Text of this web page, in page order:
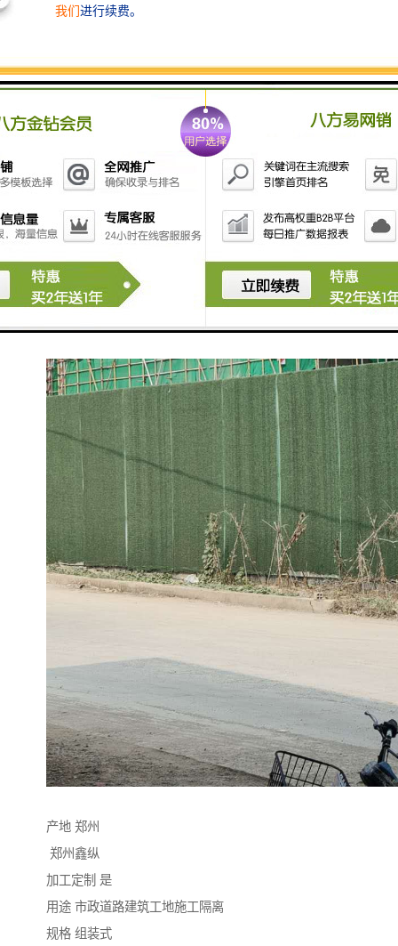
通行的前提下进行。当施工围挡安装完毕后需要将施工
请安排专人在安装水工围挡的外部进行巡逻维持因安装
围挡引起道路不便的次序。强调一点在市政施工围挡附
近禁止摆放杂物，泥土等不想关的东西，保持市政施工
围挡的整洁美观，而不影响市容市貌。
产地 郑州
郑州鑫纵
加工定制 是
用途 市政道路建筑工地施工隔离
规格 组装式